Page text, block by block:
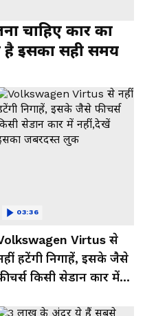
चाहिए कार का
इसका सही समय
Virtus से
हटेंगी निगाहें, इसके जैसे
किसी सेडान कार में
03:36